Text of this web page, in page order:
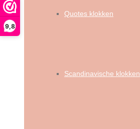
9,8
Quotes klokken
Scandinavische klokken